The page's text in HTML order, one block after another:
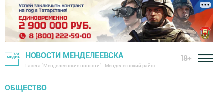
НОВОСТИ МЕНДЕЛЕЕВСКА
Газета "Менделеевские новости" - Менделеевский район
18+
ОБЩЕСТВО